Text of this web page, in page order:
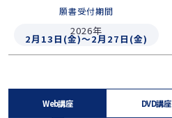
願書受付期間
2026年
2月13日(金)～2月27日(金)
Web講座 DVD講座